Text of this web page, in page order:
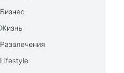
Бизнес
Жизнь
Развлечения
Lifestyle